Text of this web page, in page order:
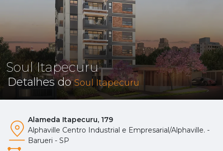
Soul Itapecuru
Detalhes do Soul Itapecuru
Alameda Itapecuru, 179
Alphaville Centro Industrial e Empresarial/Alphaville. -
Barueri - SP